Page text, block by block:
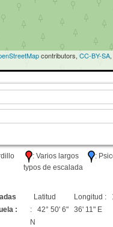
contributors, CC-BY-SA
: Varios largos :
typos de escalada
:
Latitud
: 42° 50' 6"
N
Longitud :
36' 11" E